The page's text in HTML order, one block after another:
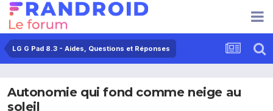
LG G Pad 8.3 - Aides, Questions et Réponses
Autonomie qui fond comme neige au
soleil